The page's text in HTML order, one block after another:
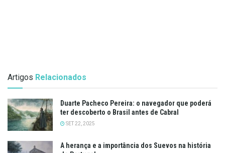
Artigos Relacionados
Duarte Pacheco Pereira: o navegador que poderá
ter descoberto o Brasil antes de Cabral
SET 22, 2025
A herança e a importância dos Suevos na história